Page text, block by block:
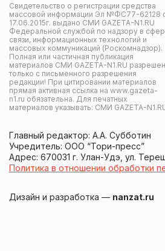
Свидетельство о регистрации средства
массовой информации Эл №ФС77-62128
17.06.2015г. выдано СМИ GAZETA-N1.RU
Федеральной службой по надзору в
связи, информационных технологий и
массовых коммуникаций (Роскомнадзор).
Полная или частичная публикация
материалов СМИ GAZETA-N1.RU
только с письменного разрешения
редакции! При цитировании материалов
прямая активная ссылка на www.gazeta-
n1.ru обязательна. Для печатных
материалов указывать: СМИ GAZETA-
Главный редактор: А.А. Субботин
Учредитель: ООО “Тори-пресс”
Адрес: 670031 г. Улан-Удэ, ул.
Политика в отношении обработки
Дизайн и разработка — nanzat.ru